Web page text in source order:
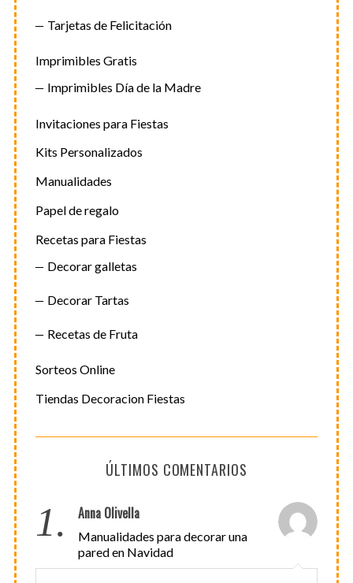
Tarjetas de Felicitación
Imprimibles Gratis
Imprimibles Día de la Madre
Invitaciones para Fiestas
Kits Personalizados
Manualidades
Papel de regalo
Recetas para Fiestas
Decorar galletas
Decorar Tartas
Recetas de Fruta
Sorteos Online
Tiendas Decoracion Fiestas
ÚLTIMOS COMENTARIOS
1. Anna Olivella
Manualidades para decorar una
pared en Navidad